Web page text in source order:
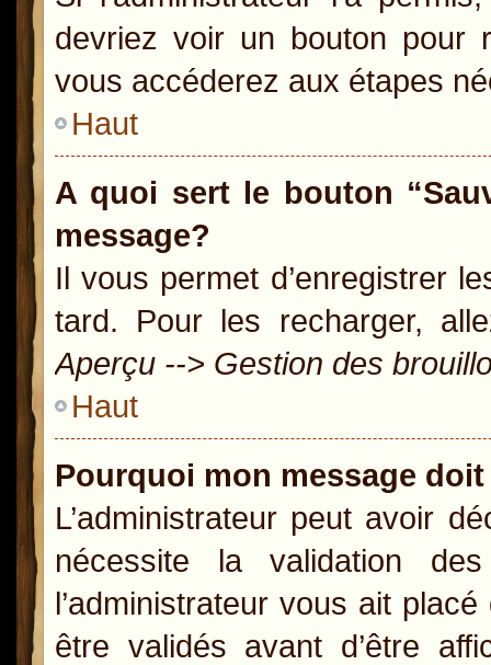
devriez voir un bouton pour
vous accéderez aux étapes
Haut
A quoi sert le bouton
message?
Il vous permet d’enregistrer
tard. Pour les recharger,
Aperçu --> Gestion des
Haut
Pourquoi mon message
L’administrateur peut avoir
nécessite la validation
l’administrateur vous ait
être validés avant d’être